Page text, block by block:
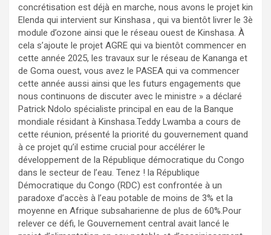
concrétisation est déjà en marche, nous avons le projet kin
Elenda qui intervient sur Kinshasa , qui va bientôt livrer le 3è
module d’ozone ainsi que le réseau ouest de Kinshasa. À
cela s’ajoute le projet AGRE qui va bientôt commencer en
cette année 2025, les travaux sur le réseau de Kananga et
de Goma ouest, vous avez le PASEA qui va commencer
cette année aussi ainsi que les futurs engagements que
nous continuons de discuter avec le ministre » a déclaré
Patrick Ndolo spécialiste principal en eau de la Banque
mondiale résidant à Kinshasa.Teddy Lwamba a cours de
cette réunion, présenté la priorité du gouvernement quand
à ce projet qu’il estime crucial pour accélérer le
développement de la République démocratique du Congo
dans le secteur de l’eau. Tenez ! la République
Démocratique du Congo (RDC) est confrontée à un
paradoxe d’accès à l’eau potable de moins de 3% et la
moyenne en Afrique subsaharienne de plus de 60%.Pour
relever ce défi, le Gouvernement central avait lancé le